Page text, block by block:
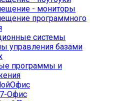
- мониторы
программного
системы
управления базами
программы и
Офис